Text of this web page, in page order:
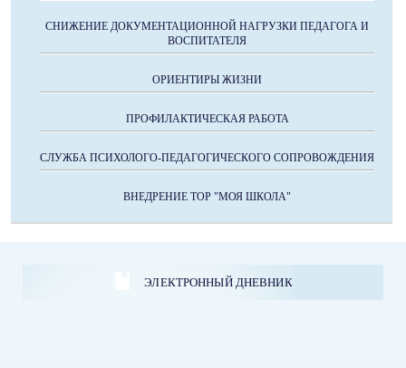
СНИЖЕНИЕ ДОКУМЕНТАЦИОННОЙ НАГРУЗКИ ПЕДАГОГА И
ВОСПИТАТЕЛЯ
ОРИЕНТИРЫ ЖИЗНИ
ПРОФИЛАКТИЧЕСКАЯ РАБОТА
СЛУЖБА ПСИХОЛОГО-ПЕДАГОГИЧЕСКОГО СОПРОВОЖДЕНИЯ
ВНЕДРЕНИЕ ТОР "МОЯ ШКОЛА"
ЭЛЕКТРОННЫЙ ДНЕВНИК